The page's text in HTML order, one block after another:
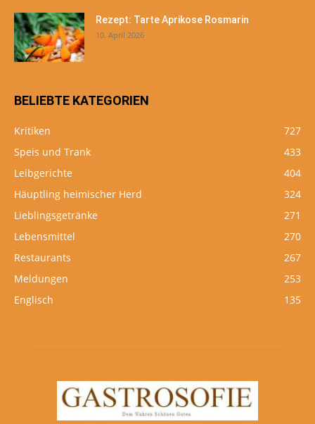
Rezept: Tarte Aprikose Rosmarin
10. April 2026
BELIEBTE KATEGORIEN
Kritiken
727
Speis und Trank
433
Leibgerichte
404
Häuptling heimischer Herd
324
Lieblingsgetränke
271
Lebensmittel
270
Restaurants
267
Meldungen
253
Englisch
135